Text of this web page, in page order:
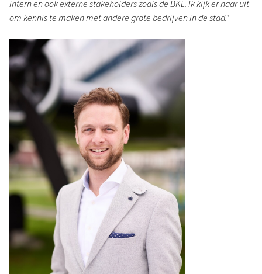
Intern en ook externe stakeholders zoals de BKL. Ik kijk er naar uit
om kennis te maken met andere grote bedrijven in de stad."